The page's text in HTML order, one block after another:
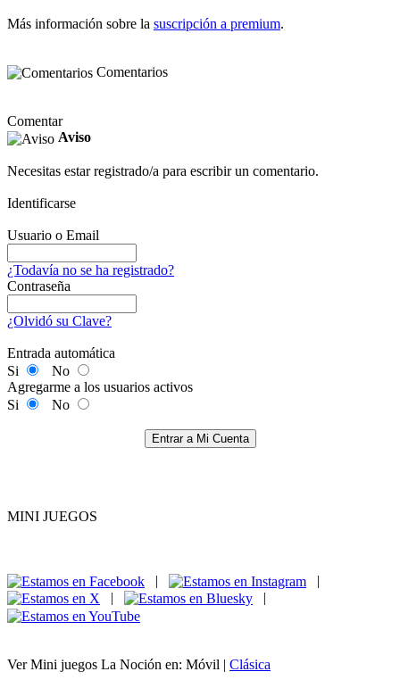
Más información sobre la suscripción a premium.
Comentarios
Comentar
Aviso
Necesitas estar registrado/a para escribir un comentario.
Identificarse
Usuario o Email
¿Todavía no se ha registrado?
Contraseña
¿Olvidó su Clave?
Entrada automática
Si
No
Agregarme a los usuarios activos
Si
No
Entrar a Mi Cuenta
MINI JUEGOS
|
|
|
|
Ver Mini juegos La Noción en: Móvil | Clásica